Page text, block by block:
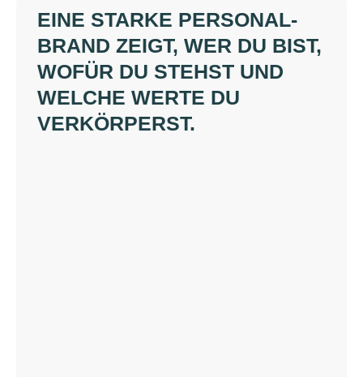
EINE STARKE PERSONAL-
BRAND ZEIGT, WER DU BIST,
WOFÜR DU STEHST UND
WELCHE WERTE DU
VERKÖRPERST.